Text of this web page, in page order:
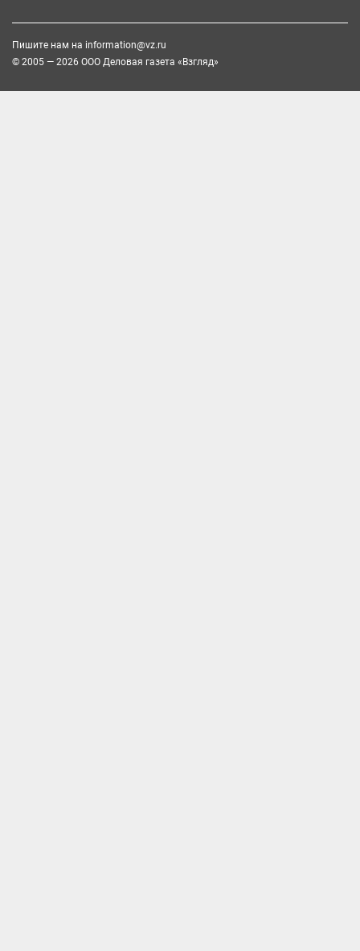
Пишите нам на information@vz.ru
© 2005 — 2026 ООО Деловая газета «Взгляд»